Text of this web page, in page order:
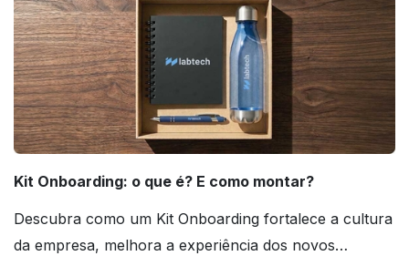
Kit Onboarding: o que é? E como montar?
Descubra como um Kit Onboarding fortalece a cultura
da empresa, melhora a experiência dos novos